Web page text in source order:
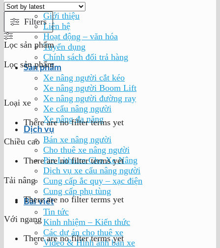
Chúng tôi
Giới thiệu
Liên hệ
Hoạt động – văn hóa
Tuyển dụng
Chính sách đổi trả hàng
Sản phẩm
Xe nâng người cắt kéo
Xe nâng người Boom Lift
Xe nâng người đường ray
Xe cẩu nâng người
Xe nâng đa năng
Dịch vụ
Bán xe nâng người
Cho thuê xe nâng người
Pin Lithium Cho Xe Nâng
Dịch vụ xe cẩu nâng người
Cung cấp ắc quy – xạc điện
Cung cấp phụ tùng
Bài viết
Tin tức
Kinh nhiệm – Kiến thức
Các dự án cho thuê xe
Video & Hình ảnh bán xe
Filters
Lọc sản phẩm
Lọc sản phẩm
Loại xe
There are no filter terms yet
Chiều cao
There are no filter terms yet
Tải nâng
There are no filter terms yet
Với ngang
There are no filter terms yet